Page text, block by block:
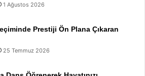
1 Ağustos 2026
Prestiji Ön Plana Çıkaran
25 Temmuz 2026